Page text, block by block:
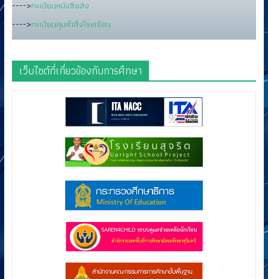
---->ทะเบียนหนังสือส่ง
---->ทะเบียนคุมคำสั่งโรงเรียน
เว็บไซต์ที่เกี่ยวข้องกับการศึกษา